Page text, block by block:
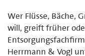
Wer Flüsse, Bäche,
will, greift früher
Herrmann & Vogl